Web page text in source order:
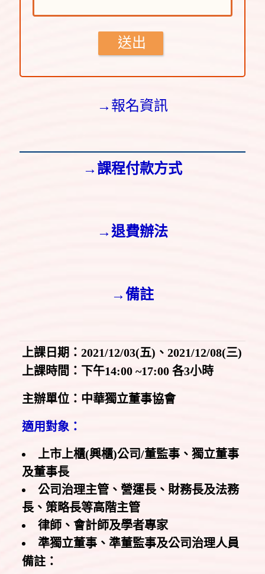
送出
→報名資訊
→課程付款方式
→退費辦法
→備註
上課日期：2021/12/03(五)、2021/12/08(三)
上課時間：下午14:00 ~17:00 各3小時
主辦單位：中華獨立董事協會
適用對象：
上市上櫃(興櫃)公司/董監事、獨立董事
及董事長
公司治理主管、營運長、財務長及法務
長、策略長等高階主管
律師、會計師及學者專家
準獨立董事、準董監事及公司治理人員
備註：